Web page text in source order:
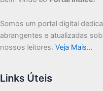
Somos um portal digital
abrangentes e atualizadas
nossos leitores. Veja Mais…
Links Úteis